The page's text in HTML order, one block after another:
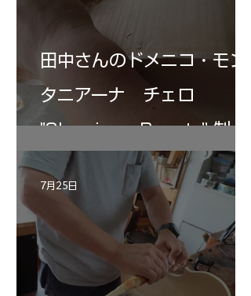
田中さんのドメニコ・モン
タニアーナ チェロ
"Sleeping・Beauty” 制作
記 30
7月25日